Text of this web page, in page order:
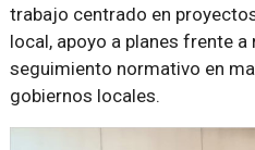
trabajo centrado en
local, apoyo a planes frente
seguimiento normativo en
gobiernos locales.